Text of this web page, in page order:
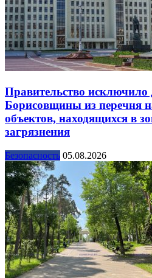
Правительство исключило
Борисовщины из перечня
объектов, находящихся в
загрязнения
Безопасность 05.08.2026